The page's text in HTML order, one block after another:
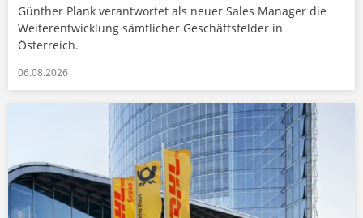
Günther Plank verantwortet als neuer Sales Manager die
Weiterentwicklung sämtlicher Geschäftsfelder in
Österreich.
06.08.2026